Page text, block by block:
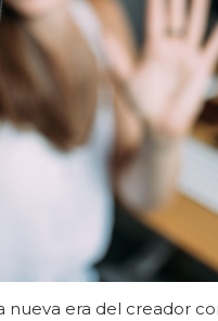
era del creador